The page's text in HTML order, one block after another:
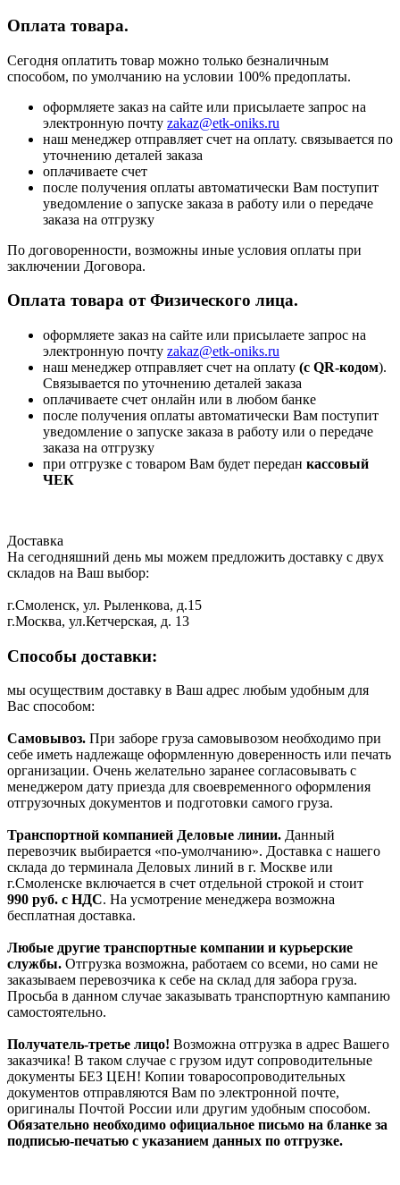
Оплата товара.
Сегодня оплатить товар можно только безналичным
способом, по умолчанию на условии 100% предоплаты.
оформляете заказ на сайте или присылаете запрос на
электронную почту zakaz@etk-oniks.ru
наш менеджер отправляет счет на оплату. связывается по
уточнению деталей заказа
оплачиваете счет
после получения оплаты автоматически Вам поступит
уведомление о запуске заказа в работу или о передаче
заказа на отгрузку
По договоренности, возможны иные условия оплаты при
заключении Договора.
Оплата товара от Физического лица.
оформляете заказ на сайте или присылаете запрос на
электронную почту zakaz@etk-oniks.ru
наш менеджер отправляет счет на оплату (с QR-кодом).
Связывается по уточнению деталей заказа
оплачиваете счет онлайн или в любом банке
после получения оплаты автоматически Вам поступит
уведомление о запуске заказа в работу или о передаче
заказа на отгрузку
при отгрузке с товаром Вам будет передан кассовый
ЧЕК
Доставка
На сегодняшний день мы можем предложить доставку с двух
складов на Ваш выбор:
г.Смоленск, ул. Рыленкова, д.15
г.Москва, ул.Кетчерская, д. 13
Способы доставки:
мы осуществим доставку в Ваш адрес любым удобным для
Вас способом:
Самовывоз. При заборе груза самовывозом необходимо при
себе иметь надлежаще оформленную доверенность или печать
организации. Очень желательно заранее согласовывать с
менеджером дату приезда для своевременного оформления
отгрузочных документов и подготовки самого груза.
Транспортной компанией Деловые линии. Данный
перевозчик выбирается «по-умолчанию». Доставка с нашего
склада до терминала Деловых линий в г. Москве или
г.Смоленске включается в счет отдельной строкой и стоит
990 руб. с НДС. На усмотрение менеджера возможна
бесплатная доставка.
Любые другие транспортные компании и курьерские
службы. Отгрузка возможна, работаем со всеми, но сами не
заказываем перевозчика к себе на склад для забора груза.
Просьба в данном случае заказывать транспортную кампанию
самостоятельно.
Получатель-третье лицо! Возможна отгрузка в адрес Вашего
заказчика! В таком случае с грузом идут сопроводительные
документы БЕЗ ЦЕН! Копии товаросопроводительных
документов отправляются Вам по электронной почте,
оригиналы Почтой России или другим удобным способом.
Обязательно необходимо официальное письмо на бланке за
подписью-печатью с указанием данных по отгрузке.